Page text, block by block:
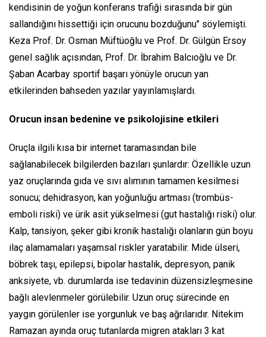
kendisinin de yoğun konferans trafiği sırasında bir gün
sallandığını hissettiği için orucunu bozduğunu" söylemişti.
Keza Prof. Dr. Osman Müftüoğlu ve Prof. Dr. Gülgün Ersoy
genel sağlık açısından, Prof. Dr. İbrahim Balcıoğlu ve Dr.
Şaban Acarbay sportif başarı yönüyle orucun yan
etkilerinden bahseden yazılar yayınlamışlardı.
Orucun insan bedenine ve psikolojisine etkileri
Oruçla ilgili kısa bir internet taramasından bile
sağlanabilecek bilgilerden bazıları şunlardır: Özellikle uzun
yaz oruçlarında gıda ve sıvı alımının tamamen kesilmesi
sonucu; dehidrasyon, kan yoğunluğu artması (trombüs-
emboli riski) ve ürik asit yükselmesi (gut hastalığı riski) olur.
Kalp, tansiyon, şeker gibi kronik hastalığı olanların gün boyu
ilaç alamamaları yaşamsal riskler yaratabilir. Mide ülseri,
böbrek taşı, epilepsi, bipolar hastalık, depresyon, panik
anksiyete, vb. durumlarda ise tedavinin düzensizleşmesine
bağlı alevlenmeler görülebilir. Uzun oruç sürecinde en
yaygın görülenler ise yorgunluk ve baş ağrılarıdır. Nitekim
Ramazan ayında oruç tutanlarda migren atakları 3 kat